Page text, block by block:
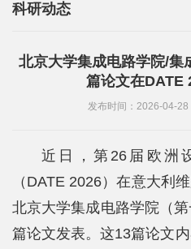
页
系
科研动态
北京大学集成电路学院/集
篇论文在DATE
发布时间：2026-04-28
近日，第26届欧洲
（DATE 2026）在意大利
北京大学集成电路学院（
篇论文发表。这13篇论文